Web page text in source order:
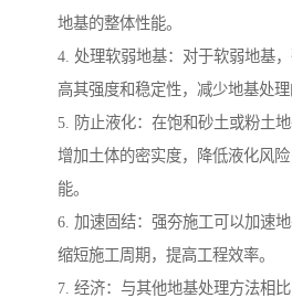
地基的整体性能。
4. 处理软弱地基：对于软弱地基
高其强度和稳定性，减少地基处理
5. 防止液化：在饱和砂土或粉土
增加土体的密实度，降低液化风
能。
6. 加速固结：强夯施工可以加速地
缩短施工周期，提高工程效率。
7. 经济：与其他地基处理方法相